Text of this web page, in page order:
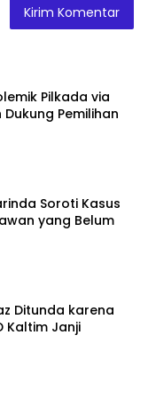
Pilkada via
Dukung Pemilihan
Soroti Kasus
yang Belum
Ditunda karena
Kaltim Janji